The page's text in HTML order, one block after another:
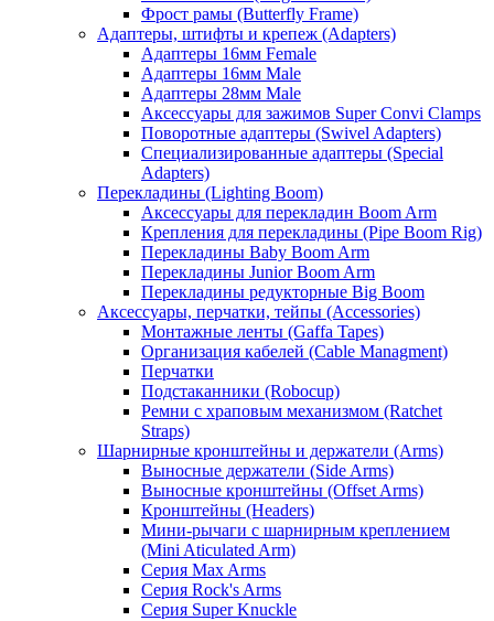
Фрост рамы (Butterfly Frame)
Адаптеры, штифты и крепеж (Adapters)
Адаптеры 16мм Female
Адаптеры 16мм Male
Адаптеры 28мм Male
Аксессуары для зажимов Super Convi Clamps
Поворотные адаптеры (Swivel Adapters)
Специализированные адаптеры (Special
Adapters)
Перекладины (Lighting Boom)
Аксессуары для перекладин Boom Arm
Крепления для перекладины (Pipe Boom Rig)
Перекладины Baby Boom Arm
Перекладины Junior Boom Arm
Перекладины редукторные Big Boom
Аксессуары, перчатки, тейпы (Accessories)
Монтажные ленты (Gaffa Tapes)
Организация кабелей (Cable Managment)
Перчатки
Подстаканники (Robocup)
Ремни с храповым механизмом (Ratchet
Straps)
Шарнирные кронштейны и держатели (Arms)
Выносные держатели (Side Arms)
Выносные кронштейны (Offset Arms)
Кронштейны (Headers)
Мини-рычаги с шарнирным креплением
(Mini Aticulated Arm)
Серия Max Arms
Серия Rock's Arms
Серия Super Knuckle